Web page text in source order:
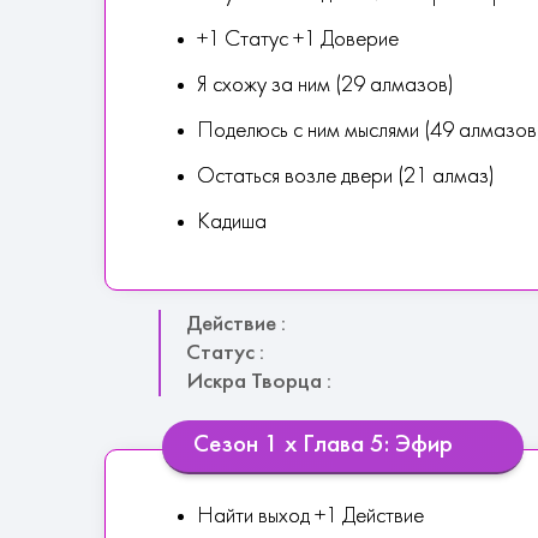
+1 Статус +1 Доверие
Я схожу за ним (29 алмазов)
Поделюсь с ним мыслями (49
Остаться возле двери (21 алмаз)
Кадиша
Действие :
Статус :
Искра Творца :
Сезон 1 х Глава 5: Эфир
Найти выход +1 Действие